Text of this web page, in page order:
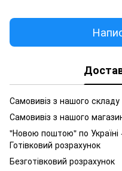
Самовивіз з нашого
Самовивіз з нашого
"Новою поштою" по Україні
Готівковий розрахунок
Безготівковий розрахунок